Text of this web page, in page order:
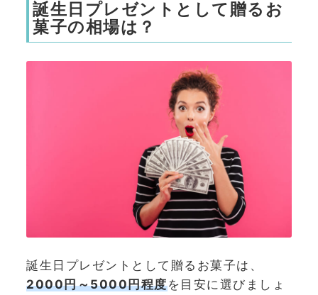
誕生日プレゼントとして贈るお
菓子の相場は？
誕生日プレゼントとして贈るお菓子は、
2000円～5000円程度を目安に選びましょ